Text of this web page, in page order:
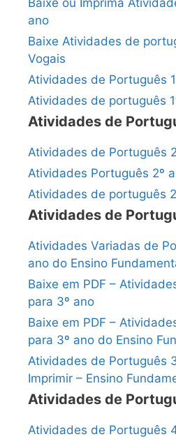
ano
Baixe Atividades de
Vogais
Atividades de Português
Atividades de português
Atividades de
Atividades de Português
Atividades Português 2º
Atividades de português
Atividades de
Atividades Variadas de
ano do Ensino
Baixe em PDF –
para 3º ano
Baixe em PDF –
para 3º ano do Ensino
Atividades de Português
Imprimir – Ensino
Atividades de
Atividades de Português